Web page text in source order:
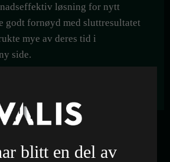
løsning for nytt
godt fornøyd med sluttresultatet
mye av deres tid i
side.
blitt en del av